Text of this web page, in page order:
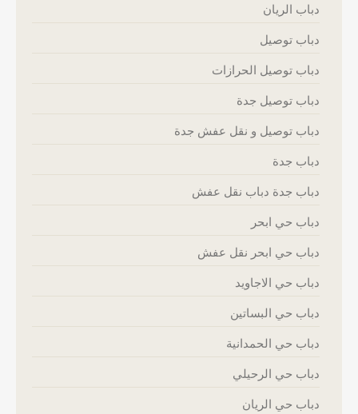
دباب الريان
دباب توصيل
دباب توصيل الحرازات
دباب توصيل جدة
دباب توصيل و نقل عفش جدة
دباب جدة
دباب جدة دباب نقل عفش
دباب حي ابحر
دباب حي ابحر نقل عفش
دباب حي الاجاويد
دباب حي البساتين
دباب حي الحمدانية
دباب حي الرحيلي
دباب حي الريان